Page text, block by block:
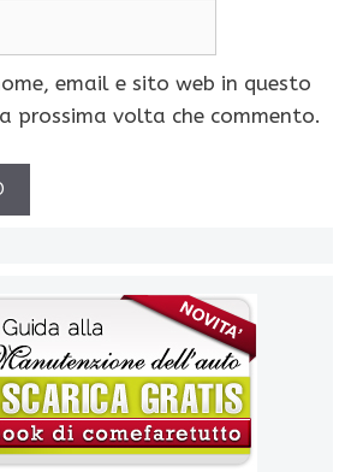
email e sito web in questo
prossima volta che commento.